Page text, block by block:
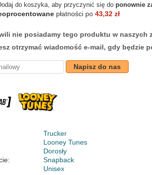
do koszyka, aby przyczynić się do ponownie
płatności po 43,32 zł
nie posiadamy tego produktu w naszych
otrzymać wiadomość e-mail, gdy będzie
Napisz do nas
Trucker
Looney Tunes
Dorosły
Snapback
Unisex